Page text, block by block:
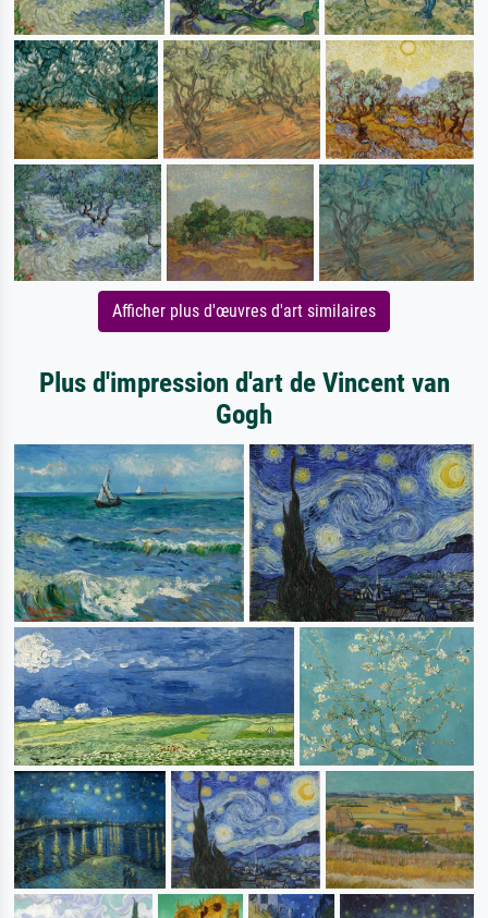
Afficher plus d'œuvres d'art similaires
Plus d'impression d'art de Vincent van
Gogh